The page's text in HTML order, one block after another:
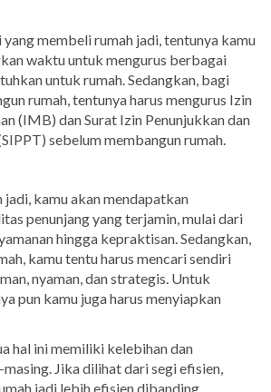
membeli rumah jadi, tentunya kamu
waktu untuk mengurus berbagai
untuk rumah. Sedangkan, bagi
rumah, tentunya harus mengurus Izin
(IMB) dan Surat Izin Penunjukkan dan
sebelum membangun rumah.
jadi, kamu akan mendapatkan
penunjang yang terjamin, mulai dari
hingga kepraktisan. Sedangkan,
kamu tentu harus mencari sendiri
nyaman, dan strategis. Untuk
pun kamu juga harus menyiapkan
hal ini memiliki kelebihan dan
Jika dilihat dari segi efisien,
jadi lebih efisien dibanding